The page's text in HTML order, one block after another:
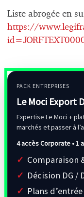
Liste abrogée en
https://
PACK ENTREPRISES
Le Moci Export
Expertise Le Moci +
marchés et passer à
4 accès Corporate • 1
Comparaison
Décision DG /
Plans